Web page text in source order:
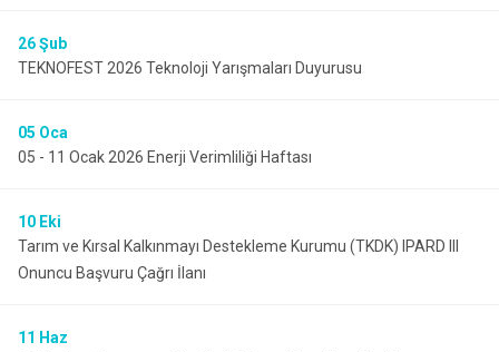
Karacasu
Koçarlı
26Şub
TEKNOFEST 2026 Teknoloji Yarışmaları Duyurusu
05 Oca
05 - 11 Ocak 2026 Enerji Verimliliği Haftası
10 Eki
Tarım ve Kırsal Kalkınmayı Destekleme Kurumu (TKDK) IPARD III
Onuncu Başvuru Çağrı İlanı
11 Haz